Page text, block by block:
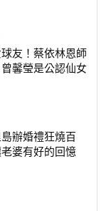
友！蔡依林恩師
馨瑩是公認仙女
辦婚禮狂燒百
婆有好的回憶